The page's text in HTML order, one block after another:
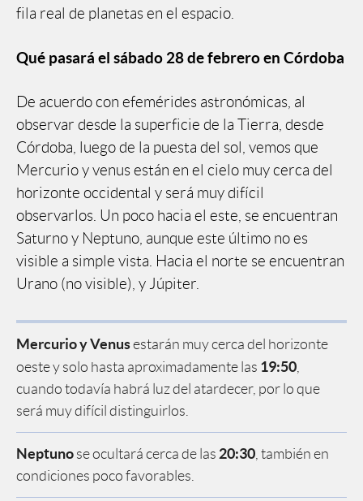
fila real de planetas en el espacio.
Qué pasará el sábado 28 de febrero en Córdoba
De acuerdo con efemérides astronómicas, al
observar desde la superficie de la Tierra, desde
Córdoba, luego de la puesta del sol, vemos que
Mercurio y venus están en el cielo muy cerca del
horizonte occidental y será muy difícil
observarlos. Un poco hacia el este, se encuentran
Saturno y Neptuno, aunque este último no es
visible a simple vista. Hacia el norte se encuentran
Urano (no visible), y Júpiter.
Mercurio y Venusestarán muy cerca del horizonte
oeste y solo hasta aproximadamente las 19:50
cuando todavía habrá luz del atardecer, por lo que
será muy difícil distinguirlos.
Neptuno se ocultará cerca de las 20:30 , también en
condiciones poco favorables.